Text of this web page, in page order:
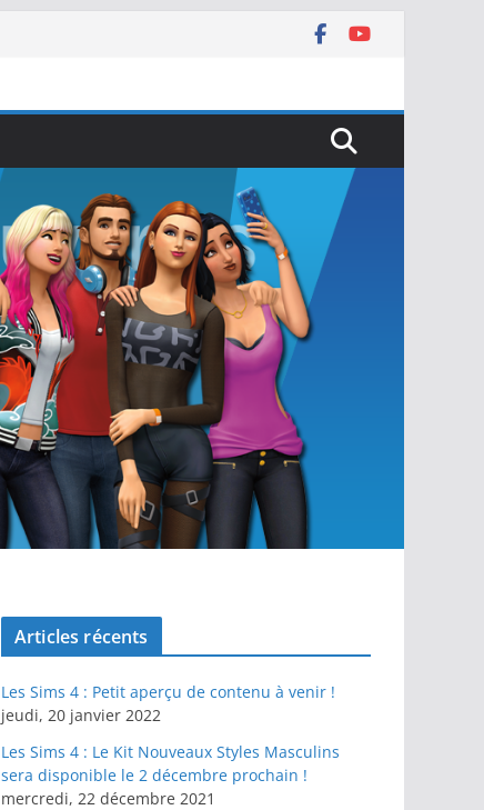
Articles récents
Les Sims 4 : Petit aperçu de contenu à venir !
jeudi, 20 janvier 2022
Les Sims 4 : Le Kit Nouveaux Styles Masculins
sera disponible le 2 décembre prochain !
mercredi, 22 décembre 2021